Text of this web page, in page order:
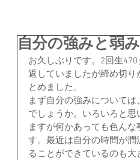
自分の強みと弱
お久しぶりです。2回生
返していましたが締め切
とめました。
まず自分の強みについて
でしょうか。いろいろと
ますが何かあっても色ん
す。最近は自分の時間が
ることができているのも